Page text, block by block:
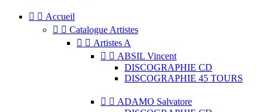
  Accueil
  Catalogue Artistes
  Artistes A
  ABSIL Vincent
DISCOGRAPHIE CD
DISCOGRAPHIE 45 TOURS
  ADAMO Salvatore